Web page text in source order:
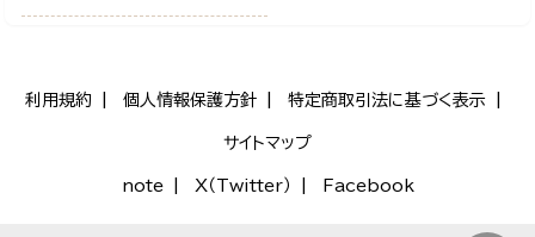
利用規約 個人情報保護方針 特定商取引法に基づく表示
サイトマップ
note X（Twitter） Facebook